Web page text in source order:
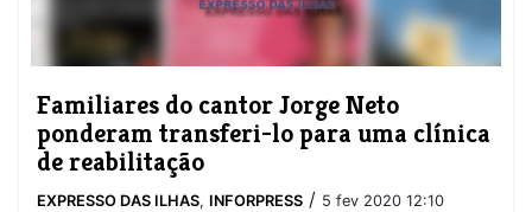
Familiares do cantor Jorge Neto
ponderam transferi-lo para uma clínica
de reabilitação
EXPRESSO DAS ILHAS, INFORPRESS / 5 fev 2020 12:10